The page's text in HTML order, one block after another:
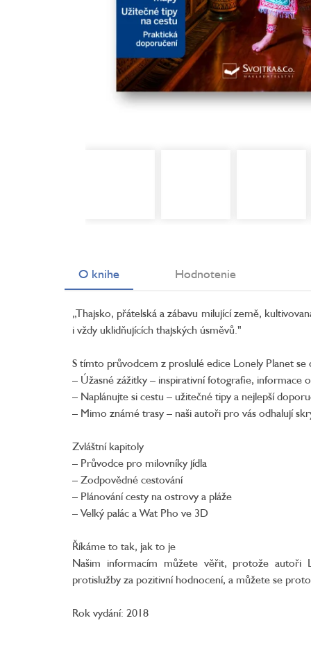
O knihe Hodnotenie
„Thajsko, přátelská a zábavu milující země,
i vždy uklidňujících thajských úsměvů."
S tímto průvodcem z proslulé edice Lonely Planet
– Úžasné zážitky – inspirativní fotografie, informace
– Naplánujte si cestu – užitečné tipy a nejlepší
– Mimo známé trasy – naši autoři pro vás odhalují
Zvláštní kapitoly
– Průvodce pro milovníky jídla
– Zodpovědné cestování
– Plánování cesty na ostrovy a pláže
– Velký palác a Wat Pho ve 3D
Říkáme to tak, jak to je
Našim informacím můžete věřit, protože autoři
protislužby za pozitivní hodnocení, a můžete se
Rok vydání: 2018